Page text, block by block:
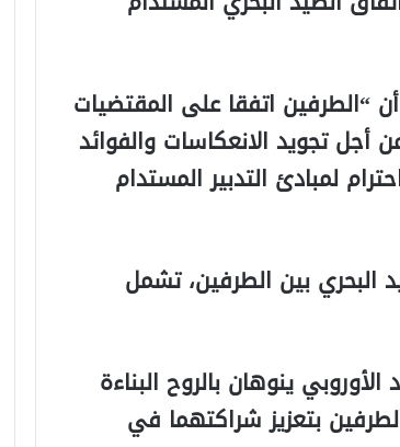
أن “الطرفين اتفقا على المقتضيات
تجويد الانعكاسات والفوائد
لمبادئ التدبير المستدام
البحري بين الطرفين، تشمل
ينوهان بالروح البناءة
بتعزيز شراكتهما في